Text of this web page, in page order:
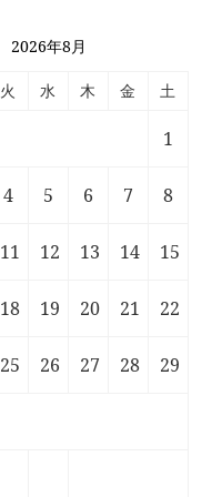
2026年8月
火 水 木 金 土
1
4 5 6 7 8
11 12 13 14 15
18 19 20 21 22
25 26 27 28 29